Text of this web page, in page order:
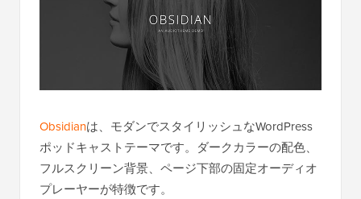
Obsidianは、モダンでスタイリッシュなWordPress
ポッドキャストテーマです。ダークカラーの配色、
フルスクリーン背景、ページ下部の固定オーディオ
プレーヤーが特徴です。